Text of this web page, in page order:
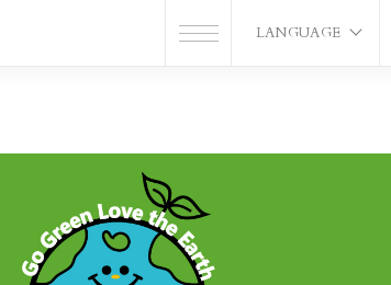
LANGUAGE